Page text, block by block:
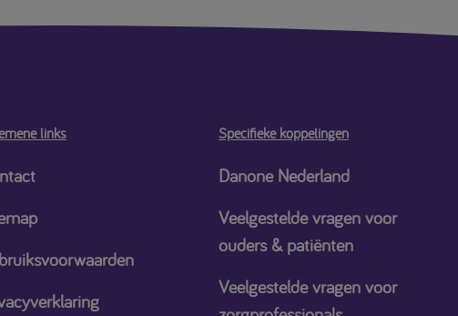
links Specifieke koppelingen
Danone Nederland
Veelgestelde vragen voor
ouders & patiënten
Veelgestelde vragen voor